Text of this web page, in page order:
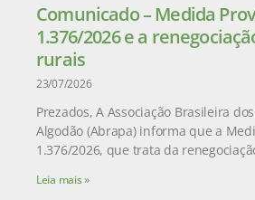
Comunicado – Medida
1.376/2026 e a
rurais
23/07/2026
Prezados, A Associação Brasileira
Algodão (Abrapa) informa que a
1.376/2026, que trata da
Leia mais »